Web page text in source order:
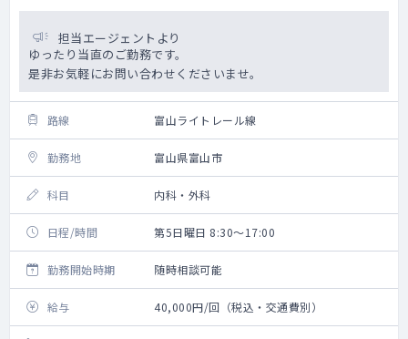
担当エージェントより
ゆったり当直のご勤務です。
是非お気軽にお問い合わせくださいませ。
路線 富山ライトレール線
勤務地 富山県富山市
科目 内科・外科
日程/時間 第5日曜日 8:30～17:00
勤務開始時期 随時相談可能
給与 40,000円/回（税込・交通費別）